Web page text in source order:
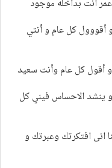
أنت بداخله موجود
أقووول كل عام و أنتي
و أقول كل عام وأنت سعيد
ينشد الاحساس فيني كل
انى افتكرتك وعبرتك و